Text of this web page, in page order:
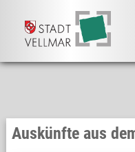
Auskünfte aus